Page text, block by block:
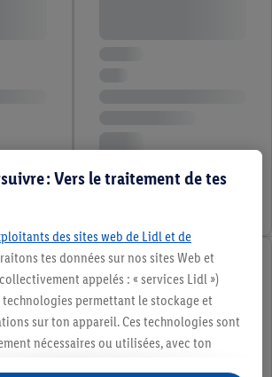
: Vers le traitement de tes
des sites web de Lidl et de
tes données sur nos sites Web et
appelés : « services Lidl »)
permettant le stockage et
sur ton appareil. Ces technologies sont
nécessaires ou utilisées, avec ton